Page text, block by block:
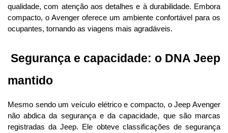
qualidade, com atenção aos detalhes e à durabilidade. Embora
compacto, o Avenger oferece um ambiente confortável para os
ocupantes, tornando as viagens mais agradáveis.
Segurança e capacidade: o DNA Jeep
mantido
Mesmo sendo um veículo elétrico e compacto, o Jeep Avenger
não abdica da segurança e da capacidade, que são marcas
registradas da Jeep. Ele obteve classificações de segurança